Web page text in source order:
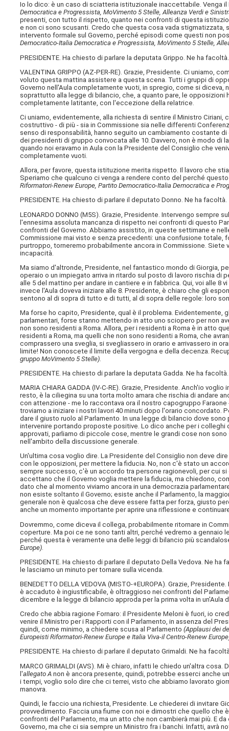
Io lo dico: è un caso di sciatteria istituzionale inaccettabile. Venga
Democratica e Progressista, MoVimento 5 Stelle, Alleanza Verdi e
presenti, con tutto il rispetto, quanto nei confronti di questa
e non ci sono scusanti. Credo che questa cosa vada stigmatizzata,
intervento formale sul Governo, perché episodi come questi non
Democratico-Italia Democratica e Progressista, MoVimento 5 Stelle,
PRESIDENTE. Ha chiesto di parlare la deputata Grippo. Ne ha facoltà.
VALENTINA GRIPPO (AZ-PER-RE). Grazie, Presidente. Ci uniamo,
voluto questa mattina assistere a questa scena. Tutti i gruppi di
Governo nell'Aula completamente vuoti, in spregio, come si
soprattutto alla legge di bilancio, che, a quanto pare, le
completamente latitante, con l'eccezione della relatrice.
Ci uniamo, evidentemente, alla richiesta di sentire il Ministro
costruttivo - di più - sia in Commissione sia nelle differenti
senso di responsabilità, hanno seguito un cambiamento costante
dei presidenti di gruppo convocata alle 10. Davvero, non è modo
quando noi eravamo in Aula con la Presidente del Consiglio che
completamente vuoti.
Allora, per favore, questa istituzione merita rispetto. Il lavoro che
Speriamo che qualcuno ci venga a rendere conto del perché
Riformatori-Renew Europe, Partito Democratico-Italia Democratica e
PRESIDENTE. Ha chiesto di parlare il deputato Donno. Ne ha facoltà.
LEONARDO DONNO (M5S). Grazie, Presidente. Intervengo sempre
l'ennesima assoluta mancanza di rispetto nei confronti di questo
confronti del Governo. Abbiamo assistito, in queste settimane e
Commissione mai visto e senza precedenti: una confusione totale,
purtroppo, torneremo probabilmente ancora in Commissione.
incapacità.
Ma siamo d'altronde, Presidente, nel fantastico mondo di Giorgia,
operaio o un impiegato arriva in ritardo sul posto di lavoro rischia di
alle 5 del mattino per andare in cantiere e in fabbrica. Qui, voi alle 8
invece l'Aula doveva iniziare alle 8. Presidente, è chiaro che gli
sentono al di sopra di tutto e di tutti, al di sopra delle regole: loro
Ma forse ho capito, Presidente, qual è il problema. Evidentemente,
parlamentari, forse stanno mettendo in atto uno sciopero per non
non sono residenti a Roma. Allora, per i residenti a Roma è in atto
residenti a Roma, ma quelli che non sono residenti a Roma, che
comprassero una sveglia, si svegliassero in orario e arrivassero in
limite! Non conoscete il limite della vergogna e della decenza.
gruppo MoVimento 5 Stelle)
PRESIDENTE. Ha chiesto di parlare la deputata Gadda. Ne ha facoltà.
MARIA CHIARA GADDA (IV-C-RE). Grazie, Presidente. Anch'io voglio
resto, è la ciliegina su una torta molto amara che rischia di andare
con attenzione - me lo raccontava ora il nostro capogruppo
troviamo a iniziare i nostri lavori 40 minuti dopo l'orario concordato.
dare il giusto ruolo al Parlamento. In una legge di bilancio dove
intervenire portando proposte positive. Lo dico anche per i
approvati, parliamo di piccole cose, mentre le grandi cose non
nell'ambito della discussione generale.
Un'ultima cosa voglio dire. La Presidente del Consiglio non deve
con le opposizioni, per mettere la fiducia. No, non c'è stato un
sempre successo, c'è un accordo tra persone ragionevoli, per cui
accettano che il Governo voglia mettere la fiducia, ma chiedono,
dato che al momento viviamo ancora in una democrazia
non esiste soltanto il Governo; esiste anche il Parlamento, la
generale non è qualcosa che deve essere fatta per forza, giusto
anche un momento importante per aprire una riflessione e
Dovremmo, come diceva il collega, probabilmente ritornare in
coperture. Ma poi ce ne sono tanti altri, perché vedremo a
perché questa è veramente una delle leggi di bilancio più
Europe)
PRESIDENTE. Ha chiesto di parlare il deputato Della Vedova. Ne
le lasciamo un minuto per tornare sulla vicenda.
BENEDETTO DELLA VEDOVA (MISTO-+EUROPA). Grazie,
è accaduto è ingiustificabile, è oltraggioso nei confronti del
dicembre e la legge di bilancio approda per la prima volta in un'Aula
Credo che abbia ragione Fornaro: il Presidente Meloni è fuori, io
venire il Ministro per i Rapporti con il Parlamento, in assenza del
quindi, come minimo, a chiedere scusa al Parlamento(Applausi dei
Europeisti Riformatori-Renew Europe e Italia Viva-il Centro-Renew
PRESIDENTE. Ha chiesto di parlare il deputato Grimaldi. Ne ha
MARCO GRIMALDI (AVS). Mi è chiaro, infatti le chiedo un'altra cosa.
l'allegato A non è ancora presente, quindi, potrebbe esserci anche
i tempi, voglio solo dire che ci terrei, visto che abbiamo lavorato
manovra.
Quindi, le faccio una richiesta, Presidente. Le chiederei di invitare
provvedimento. Faccia una fiume con noi e dimostri che quello che
confronti del Parlamento, ma un atto che non cambierà mai più. E
Governo, ma che ci sia sempre un Ministro fra i banchi. Infatti, avrà